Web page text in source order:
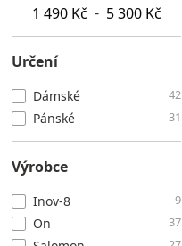
-
Určení
Dámské 42
Pánské 31
Výrobce
Inov-8 9
On 37